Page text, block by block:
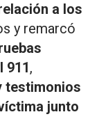
a los
y remarcó
911,
testimonios
junto